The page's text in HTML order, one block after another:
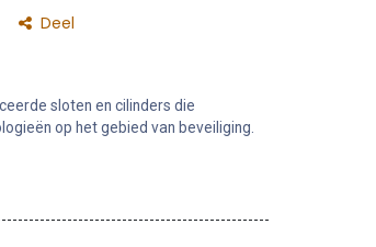
Deel
sloten en cilinders die
op het gebied van beveiliging.